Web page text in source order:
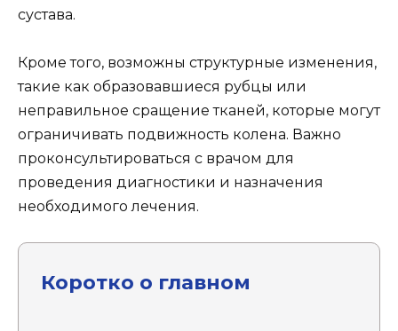
сустава.
Кроме того, возможны структурные изменения,
такие как образовавшиеся рубцы или
неправильное сращение тканей, которые могут
ограничивать подвижность колена. Важно
проконсультироваться с врачом для
проведения диагностики и назначения
необходимого лечения.
Коротко о главном